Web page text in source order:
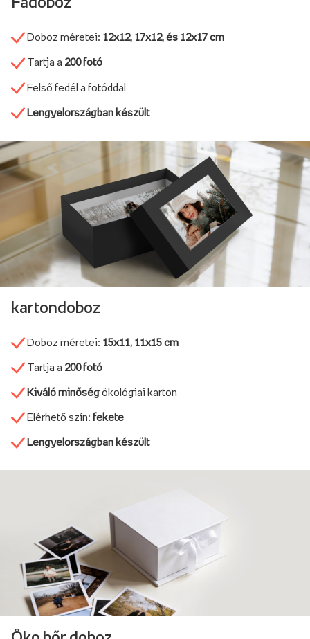
Doboz méretei: 12x12, 17x12, és 12x17 cm
Tartja a 200 fotó
Felső fedél a fotóddal
Lengyelországban készült
kartondoboz
Doboz méretei: 15x11, 11x15 cm
Tartja a 200 fotó
Kiváló minőségökológiai karton
Elérhető szín: fekete
Lengyelországban készült